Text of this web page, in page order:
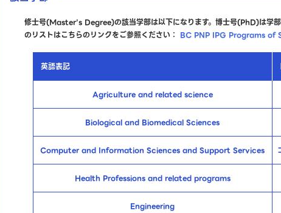
修士号(Master’s Degree)の該当学部は以下になります。博士号(PhD)は学部
のリストはこちらのリンクをご参照ください： BC PNP IPG Programs of
英語表記
Agriculture and related science
Biological and Biomedical Sciences
Computer and Information Sciences and Support Services
Health Professions and related programs
Engineering